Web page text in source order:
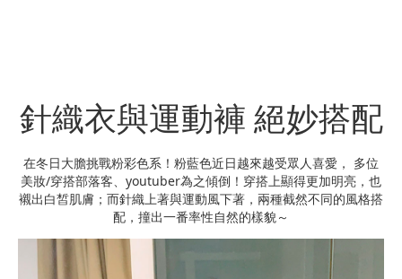
針織衣與運動褲 絕妙搭配
在冬日大膽挑戰粉彩色系！粉藍色近日越來越受眾人喜愛， 多位
美妝/穿搭部落客、youtuber為之傾倒！穿搭上顯得更加明亮，也
襯出白皙肌膚；而針織上著與運動風下著，兩種截然不同的風格搭
配，撞出一番率性自然的樣貌～